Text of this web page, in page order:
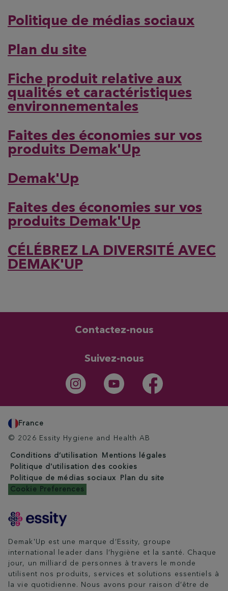
Politique de médias sociaux
Plan du site
Fiche produit relative aux
qualités et caractéristiques
environnementales
Faites des économies sur vos
produits Demak'Up
Demak'Up
Faites des économies sur vos
produits Demak'Up
CÉLÉBREZ LA DIVERSITÉ AVEC
DEMAK'UP
Contactez-nous
Suivez-nous
France
© 2026 Essity Hygiene and Health AB
Conditions d’utilisation
Mentions légales
Politique d'utilisation des cookies
Politique de médias sociaux
Plan du site
Cookie Preferences
Demak'Up est une marque d’Essity, groupe
international leader dans l’hygiène et la santé. Chaque
jour, un milliard de personnes à travers le monde
utilisent nos produits, services et solutions essentiels à
la vie quotidienne. Nous avons pour raison d’être de